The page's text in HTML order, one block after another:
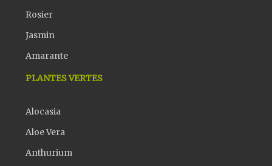
Rosier
Jasmin
Amarante
PLANTES VERTES
Alocasia
Aloe Vera
Anthurium